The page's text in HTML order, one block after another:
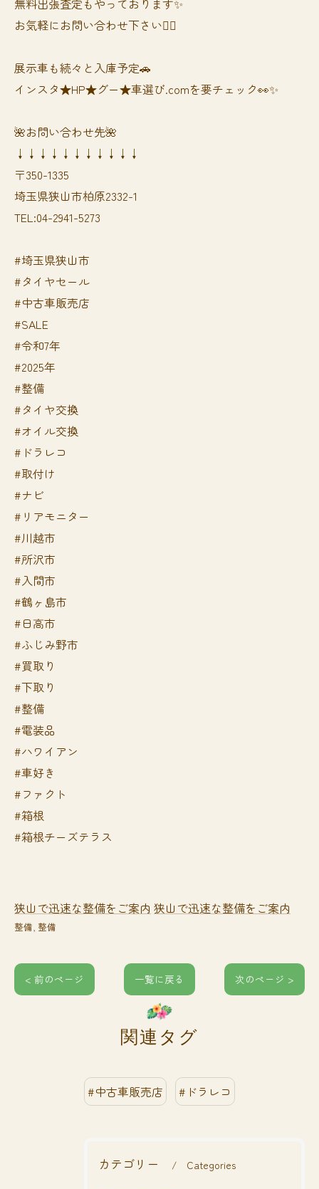
無料出張査定もやっております✨
お気軽にお問い合わせ下さい🙆‍♀️
展示車も続々と入庫予定🚗
インスタ★HP★グー★車選び.comを要チェック👀✨
🌺お問い合わせ先🌺
↓↓↓↓↓↓↓↓↓↓↓
〒350-1335
埼玉県狭山市柏原2332-1
TEL:04-2941-5273
#埼玉県狭山市
#タイヤセール
#中古車販売店
#SALE
#令和7年
#2025年
#整備
#タイヤ交換
#オイル交換
#ドラレコ
#取付け
#ナビ
#リアモニター
#川越市
#所沢市
#入間市
#鶴ヶ島市
#日高市
#ふじみ野市
#買取り
#下取り
#整備
#電装品
#ハワイアン
#車好き
#ファクト
#箱根
#箱根チーズテラス
狭山で迅速な整備をご案内 狭山で迅速な整備をご案内
整備 整備
< 前のページ 一覧に戻る 次のページ >
関連タグ
#中古車販売店 #ドラレコ
カテゴリー Categories